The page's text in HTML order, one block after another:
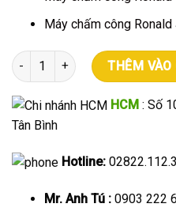
Máy chấm công
Máy chấm công Ronald Jack
THÊM VÀO
HCM : Số
Tân Bình
Hotline:
Mr. Anh Tú :0903 222